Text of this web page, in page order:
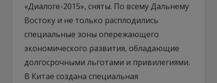
«Диалоге-2015», сняты. По всему Дальнему
Востоку и не только расплодились
специальные зоны опережающего
экономического развития, обладающие
долгосрочными льготами и привилегиями.
В Китае создана специальная